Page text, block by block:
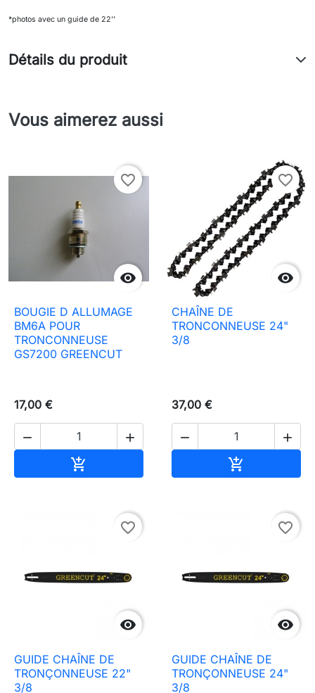
*photos avec un guide de 22''
Détails du produit
Vous aimerez aussi

favorite_border
BOUGIE D ALLUMAGE
BM6A POUR
TRONCONNEUSE
GS7200 GREENCUT
17,00 €
 


favorite_border
CHAÎNE DE
TRONCONNEUSE 24"
3/8
37,00 €
 


favorite_border
GUIDE CHAÎNE DE
TRONÇONNEUSE 22"
3/8

favorite_border
GUIDE CHAÎNE DE
TRONÇONNEUSE 24"
3/8